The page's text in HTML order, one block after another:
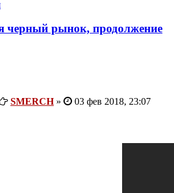
черный рынок, продолжение
SMERCH» 03 фев 2018, 23:07